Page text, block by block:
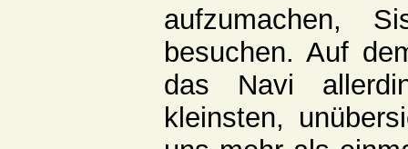
aufzumachen,
besuchen. Auf
das Navi
kleinsten,